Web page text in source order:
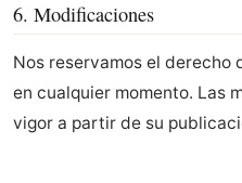
6. Modificaciones
Nos reservamos el
en cualquier momento. Las
vigor a partir de su